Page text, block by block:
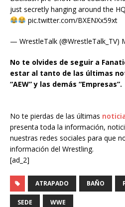
just secretly hanging around the
pic.twitter.com/BXENXx59xt
— WrestleTalk (@WrestleTalk_TV)
No te olvides de seguir a
estar al tanto de las últimas
“AEW” y las demás “Empresas”.
No te pierdas de las últimas
presenta toda la información,
nuestras redes sociales para que
información del Wrestling.
[ad_2]
ATRAPADO BAÑO
SEDE WWE